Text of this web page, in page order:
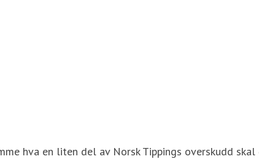
hva en liten del av Norsk Tippings overskudd